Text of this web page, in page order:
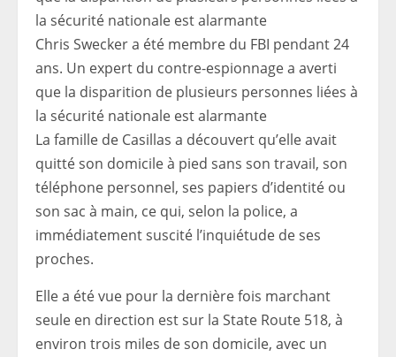
Chris Swecker a été membre du FBI pendant 24
ans. Un expert du contre-espionnage a averti
que la disparition de plusieurs personnes liées à
la sécurité nationale est alarmante
La famille de Casillas a découvert qu’elle avait
quitté son domicile à pied sans son travail, son
téléphone personnel, ses papiers d’identité ou
son sac à main, ce qui, selon la police, a
immédiatement suscité l’inquiétude de ses
proches.
Elle a été vue pour la dernière fois marchant
seule en direction est sur la State Route 518, à
environ trois miles de son domicile, avec un